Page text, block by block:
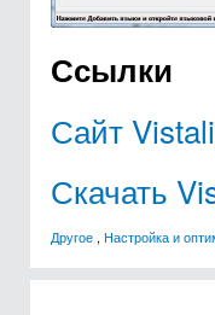
Ссылки
Сайт
Скачать
Другое , Настройка и